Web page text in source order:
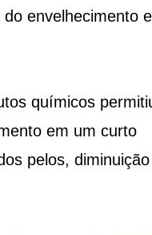
envelhecimento
químicos
em um curto
pelos,